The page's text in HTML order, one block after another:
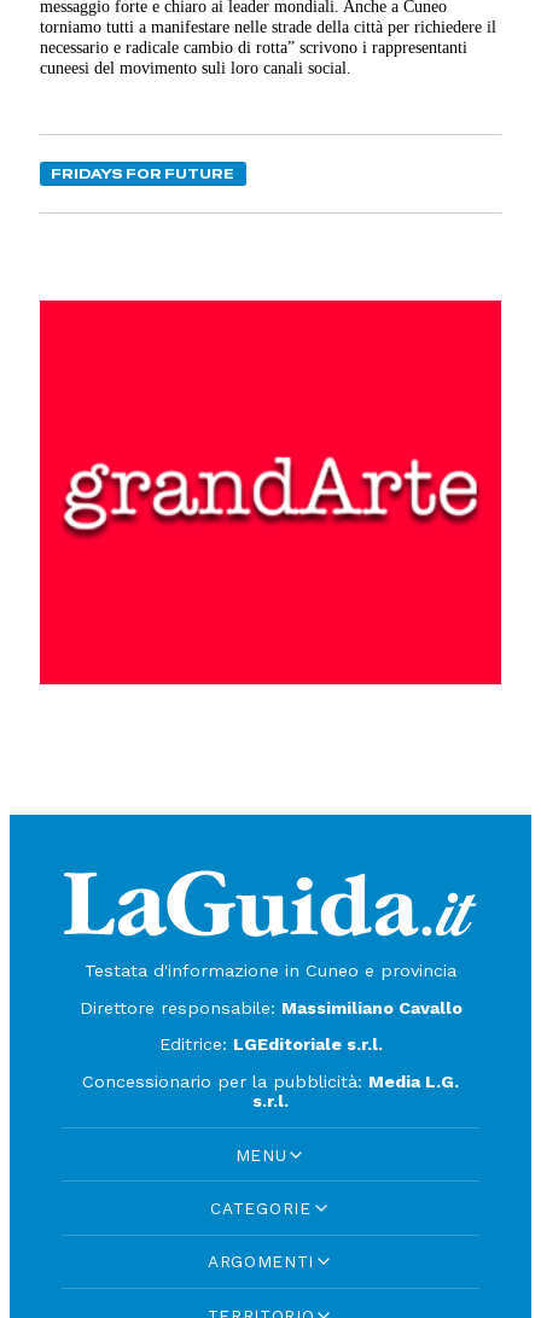
messaggio forte e chiaro ai leader mondiali. Anche a Cuneo
torniamo tutti a manifestare nelle strade della città per richiedere il
necessario e radicale cambio di rotta” scrivono i rappresentanti
cuneesi del movimento suli loro canali social.
FRIDAYS FOR FUTURE
Testata d'informazione in Cuneo e provincia
Direttore responsabile: Massimiliano Cavallo
Editrice: LGEditoriale s.r.l.
Concessionario per la pubblicità: Media L.G.
s.r.l.
MENU
CATEGORIE
ARGOMENTI